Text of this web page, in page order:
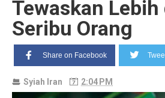
Tewaskan Lebih
Seribu Orang
Share on Facebook
Syiah Iran 2:04 PM